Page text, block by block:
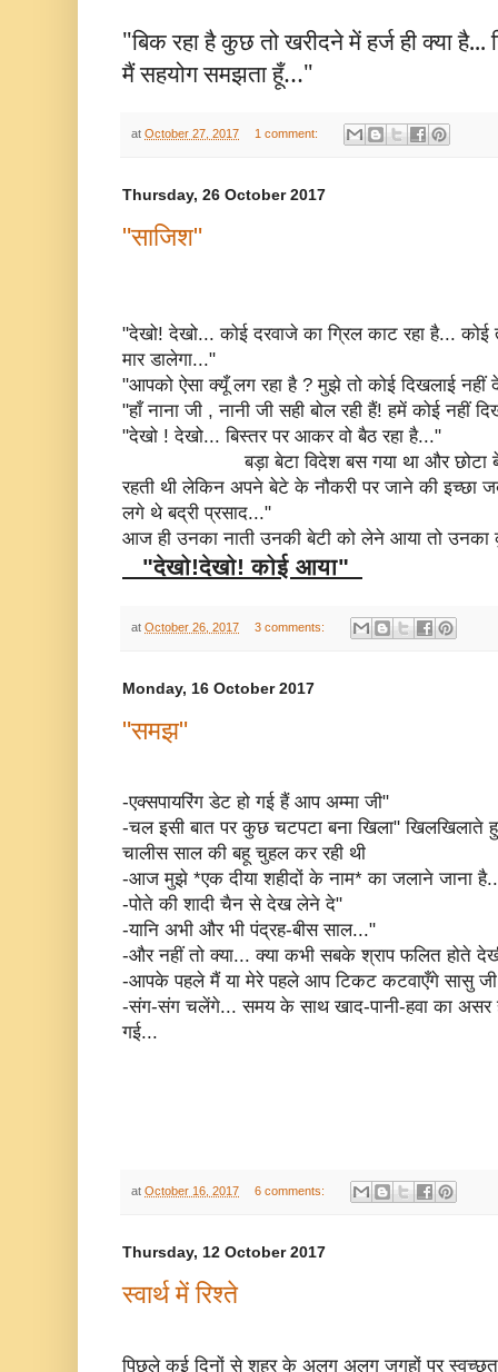
"बिक रहा है कुछ तो खरीदने में हर्ज ही क्या
मैं सहयोग समझता हूँ…"
at October 27, 2017 1 comment:
Thursday, 26 October 2017
"साजिश"
"देखो! देखो... कोई दरवाजे का ग्रिल काट रहा है...
मार डालेगा..."
"आपको ऐसा क्यूँ लग रहा है ? मुझे तो कोई दिखलाई नहीं
"हाँ नाना जी , नानी जी सही बोल रही हैं! हमें कोई नहीं
"देखो ! देखो... बिस्तर पर आकर वो बैठ रहा है..."
बड़ा बेटा विदेश बस गया था और छोटा बेटा
रहती थी लेकिन अपने बेटे के नौकरी पर जाने की इच्छा
लगे थे बद्री प्रसाद..."
आज ही उनका नाती उनकी बेटी को लेने आया तो उनका
"देखो!देखो! कोई आया"
at October 26, 2017 3 comments:
Monday, 16 October 2017
"समझ"
-एक्सपायरिंग डेट हो गई हैं आप अम्मा जी"
-चल इसी बात पर कुछ चटपटा बना खिला" खिलखिलाते
चालीस साल की बहू चुहल कर रही थी
-आज मुझे *एक दीया शहीदों के नाम* का जलाने जाना
-पोते की शादी चैन से देख लेने दे"
-यानि अभी और भी पंद्रह-बीस साल..."
-और नहीं तो क्या... क्या कभी सबके श्राप फलित होते
-आपके पहले मैं या मेरे पहले आप टिकट कटवाएँगे सासु
-संग-संग चलेंगे... समय के साथ खाद-पानी-हवा का असर
गई...
at October 16, 2017 6 comments:
Thursday, 12 October 2017
स्वार्थ में रिश्ते
पिछले कई दिनों से शहर के अलग अलग जगहों पर